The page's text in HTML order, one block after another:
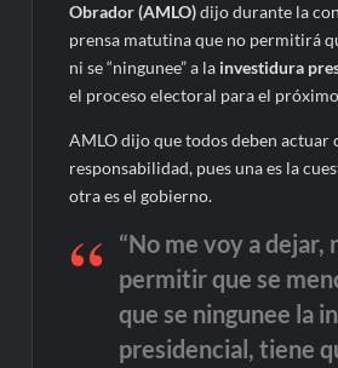
Obrador (AMLO)dijo durante la
prensa matutina que no permitirá
ni se “ningunee” a la investidura
el proceso electoral para el
AMLO dijo que todos deben actuar
responsabilidad, pues una es la
otra es el gobierno.
“No me voy a dejar,
permitir que se
que se ningunee la
presidencial, tiene